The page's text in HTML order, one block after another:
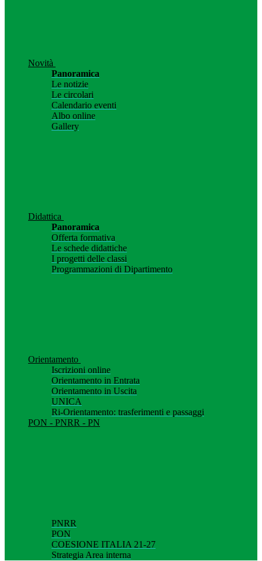
Novità
Panoramica
Le notizie
Le circolari
Calendario eventi
Albo online
Gallery
Didattica
Panoramica
Offerta formativa
Le schede didattiche
I progetti delle classi
Programmazioni di Dipartimento
Orientamento
Iscrizioni online
Orientamento in Entrata
Orientamento in Uscita
UNICA
Ri-Orientamento: trasferimenti e passaggi
PON - PNRR - PN
PNRR
PON
COESIONE ITALIA 21-27
Strategia Area interna